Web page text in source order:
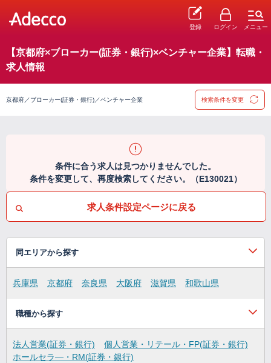
登録 ログイン メニュー
【京都府×ブローカー(証券・銀行)×ベンチャー企業】転職・
求人情報
京都府／ブローカー(証券・銀行)／ベンチャー企業 検索条件を変更
条件に合う求人は見つかりませんでした。
条件を変更して、再度検索してください。（E130021）
求人条件設定ページに戻る
同エリアから探す
兵庫県 京都府 奈良県 大阪府 滋賀県 和歌山県
職種から探す
法人営業(証券・銀行)
個人営業・リテール・FP(証券・銀行)
ホールセラ―・RM(証券・銀行)